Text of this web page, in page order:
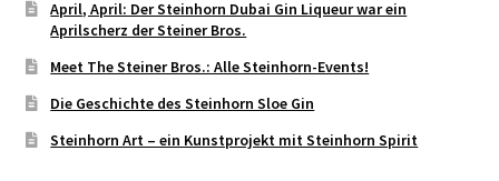
April, April: Der Steinhorn Dubai Gin Liqueur war ein
Aprilscherz der Steiner Bros.
Meet The Steiner Bros.: Alle Steinhorn-Events!
Die Geschichte des Steinhorn Sloe Gin
Steinhorn Art – ein Kunstprojekt mit Steinhorn Spirit